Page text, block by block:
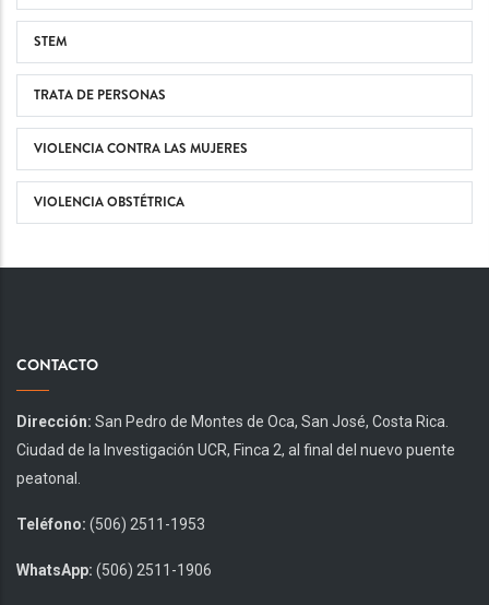
STEM
TRATA DE PERSONAS
VIOLENCIA CONTRA LAS MUJERES
VIOLENCIA OBSTÉTRICA
CONTACTO
Dirección: San Pedro de Montes de Oca, San José, Costa Rica.
Ciudad de la Investigación UCR, Finca 2, al final del nuevo puente
peatonal.
Teléfono: (506) 2511-1953
WhatsApp: (506) 2511-1906